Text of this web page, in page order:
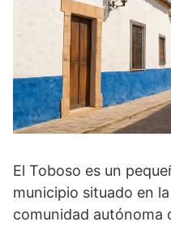
El Toboso es un
municipio situado en
comunidad autónoma